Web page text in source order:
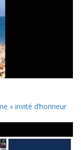
« invité d’honneur